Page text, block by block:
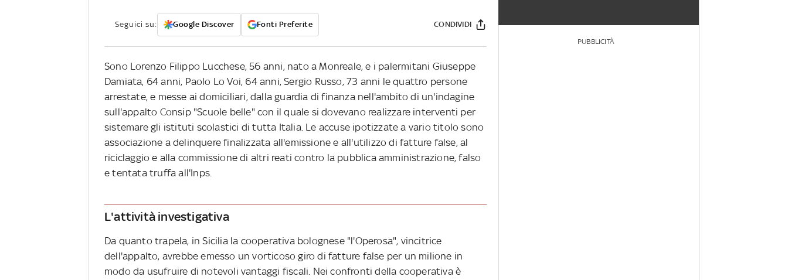
Seguici su: Google Discover Fonti Preferite CONDIVIDI
Sono Lorenzo Filippo Lucchese, 56 anni, nato a Monreale, e i palermitani Giuseppe
Damiata, 64 anni, Paolo Lo Voi, 64 anni, Sergio Russo, 73 anni le quattro persone
arrestate, e messe ai domiciliari, dalla guardia di finanza nell'ambito di un'indagine
sull'appalto Consip "Scuole belle" con il quale si dovevano realizzare interventi per
sistemare gli istituti scolastici di tutta Italia. Le accuse ipotizzate a vario titolo sono
associazione a delinquere finalizzata all'emissione e all'utilizzo di fatture false, al
riciclaggio e alla commissione di altri reati contro la pubblica amministrazione, falso
e tentata truffa all'Inps.
L'attività investigativa
Da quanto trapela, in Sicilia la cooperativa bolognese "l'Operosa", vincitrice
dell'appalto, avrebbe emesso un vorticoso giro di fatture false per un milione in
modo da usufruire di notevoli vantaggi fiscali. Nei confronti della cooperativa è
PUBBLICITÀ